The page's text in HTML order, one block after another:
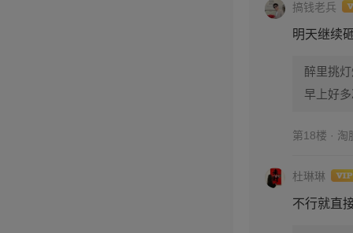
搞钱老兵
明天继续
醉里挑
早上好
第18楼 · 淘
杜琳琳
不行就直